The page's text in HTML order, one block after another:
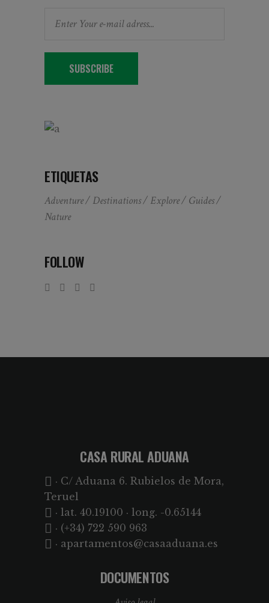
SUBSCRIBE
ETIQUETAS
Adventure Destinations Explore
Guides
Nature
FOLLOW
CASA RURAL ADUANA
· C/ Aduana 6. Rubielos de Mora,
Teruel
· lat. 40.19100 · long. -0.65144
· (+34) 722 590 963
· apartamentos@casaaduana.es
DOCUMENTOS